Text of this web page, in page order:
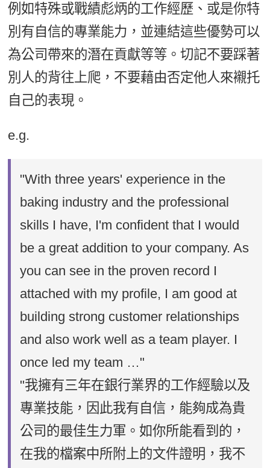
例如特殊或戰績彪炳的工作經歷、或是你特
別有自信的專業能力，並連結這些優勢可以
為公司帶來的潛在貢獻等等。切記不要踩著
別人的背往上爬，不要藉由否定他人來襯托
自己的表現。
e.g.
"With three years' experience in the
baking industry and the professional
skills I have, I'm confident that I would
be a great addition to your company. As
you can see in the proven record I
attached with my profile, I am good at
building strong customer relationships
and also work well as a team player. I
once led my team …"
"我擁有三年在銀行業界的工作經驗以及
專業技能，因此我有自信，能夠成為貴
公司的最佳生力軍。如你所能看到的，
在我的檔案中所附上的文件證明，我不